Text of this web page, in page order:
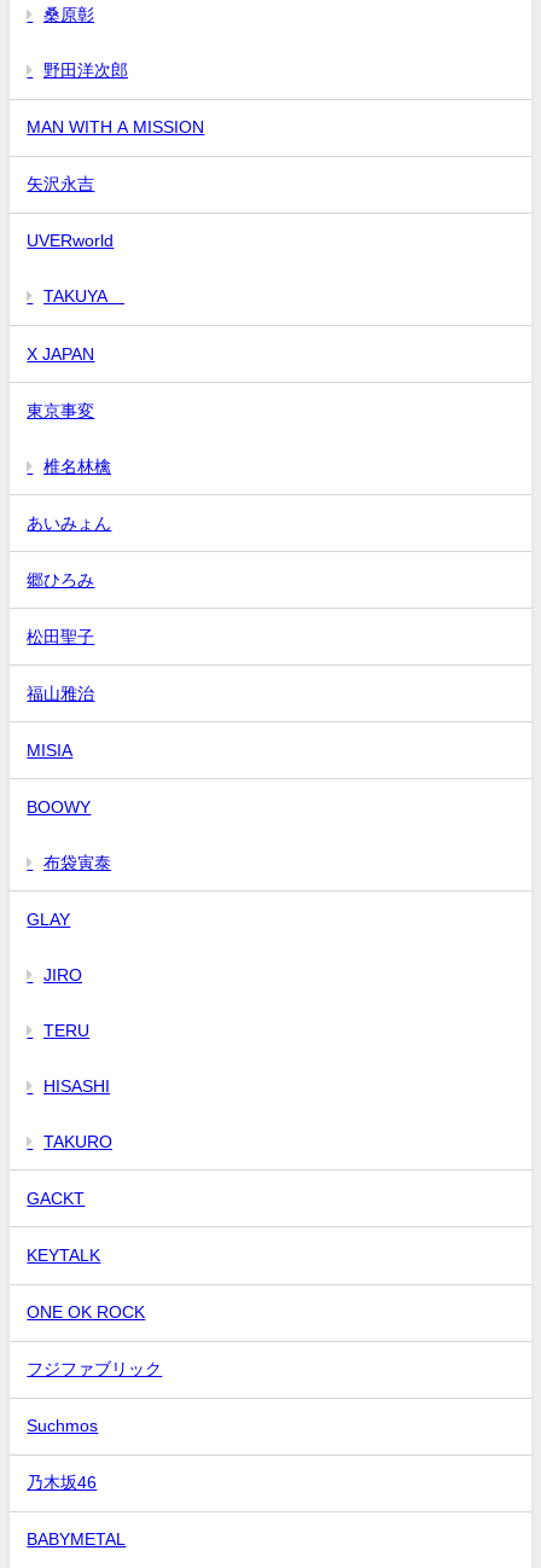
桑原彰
野田洋次郎
MAN WITH A MISSION
矢沢永吉
UVERworld
TAKUYA∞
X JAPAN
東京事変
椎名林檎
あいみょん
郷ひろみ
松田聖子
福山雅治
MISIA
BOOWY
布袋寅泰
GLAY
JIRO
TERU
HISASHI
TAKURO
GACKT
KEYTALK
ONE OK ROCK
フジファブリック
Suchmos
乃木坂46
BABYMETAL